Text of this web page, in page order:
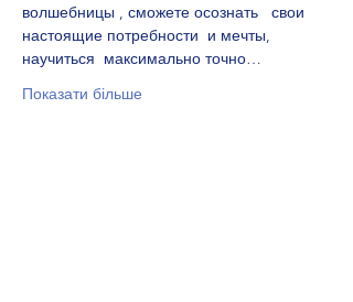
волшебницы , сможете осознать   свои
настоящие потребности  и мечты,
научиться  максимально точно…
Показати більше